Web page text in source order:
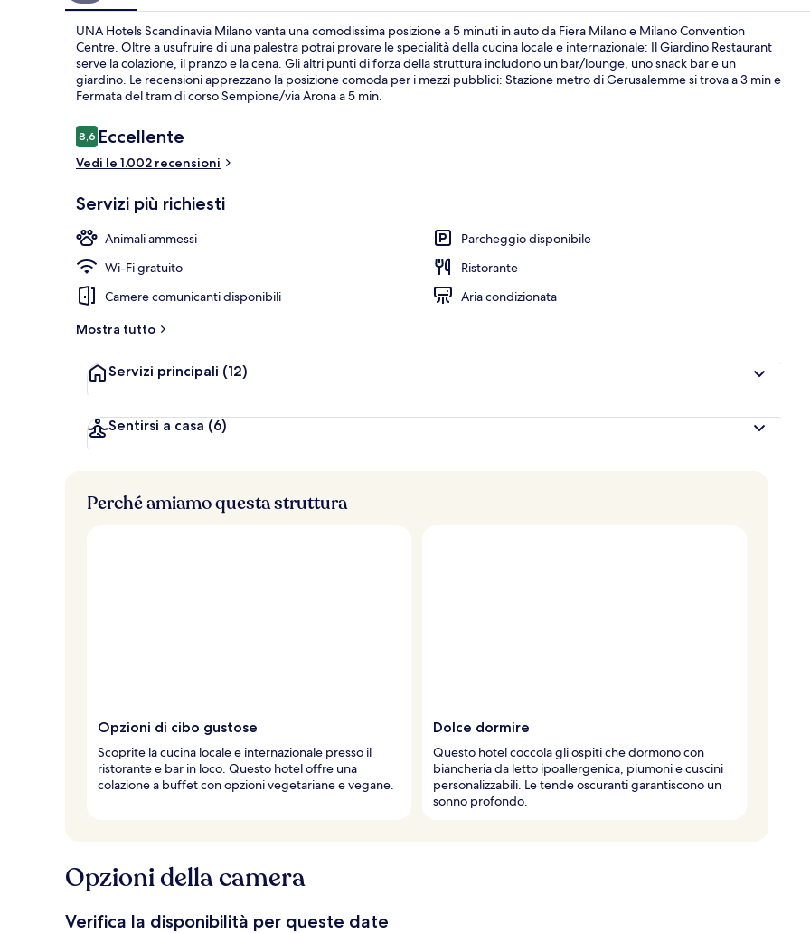
Colazione a
UNA Hotels Scandinavia Milano vanta una comodissima posizione a 5 minuti in auto da Fiera Milano e Milano Convention
Centre. Oltre a usufruire di una palestra potrai provare le specialità della cucina locale e internazionale: Il Giardino Restaurant
serve la colazione, il pranzo e la cena. Gli altri punti di forza della struttura includono un bar/lounge, uno snack bar e un
giardino. Le recensioni apprezzano la posizione comoda per i mezzi pubblici: Stazione metro di Gerusalemme si trova a 3 min e
Fermata del tram di corso Sempione/via Arona a 5 min.
Recensioni
8,68,6 su 10
Eccellente
Vedi le 1.002 recensioni
Servizi più richiesti
Animali ammessi
Parcheggio disponibile
Wi-Fi gratuito
Ristorante
Camere comunicanti disponibili
Aria condizionata
Mostra tutto
Servizi principali (12)
Sentirsi a casa (6)
Perché amiamo questa struttura
Opzioni di cibo gustose
Scoprite la cucina locale e internazionale presso il
ristorante e bar in loco. Questo hotel offre una
colazione a buffet con opzioni vegetariane e vegane.
Dolce dormire
Questo hotel coccola gli ospiti che dormono con
biancheria da letto ipoallergenica, piumoni e cuscini
personalizzabili. Le tende oscuranti garantiscono un
sonno profondo.
Opzioni della camera
Verifica la disponibilità per queste date